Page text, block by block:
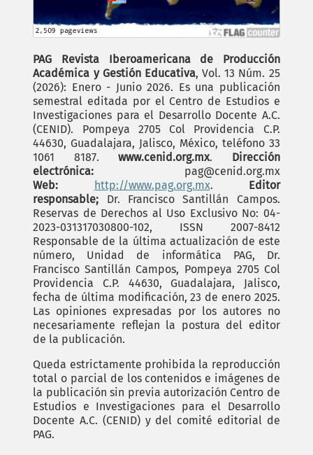
PAG Revista Iberoamericana de Producción
Académica y Gestión Educativa, Vol. 13 Núm. 25
(2026): Enero - Junio 2026. Es una publicación
semestral editada por el Centro de Estudios e
Investigaciones para el Desarrollo Docente A.C.
(CENID). Pompeya 2705 Col Providencia C.P.
44630, Guadalajara, Jalisco, México, teléfono 33
1061 8187.www.cenid.org.mx. Dirección
electrónica: pag@cenid.org.mx
Web:
http://www.pag.org.mx.
Editor
responsable; Dr. Francisco Santillán Campos.
Reservas de Derechos al Uso Exclusivo No: 04-
2023-031317030800-102, ISSN 2007-8412
Responsable de la última actualización de este
número, Unidad de informática PAG, Dr.
Francisco Santillán Campos, Pompeya 2705 Col
Providencia C.P. 44630, Guadalajara, Jalisco,
fecha de última modificación, 23 de enero 2025.
Las opiniones expresadas por los autores no
necesariamente reflejan la postura del editor
de la publicación.
Queda estrictamente prohibida la reproducción
total o parcial de los contenidos e imágenes de
la publicación sin previa autorización Centro de
Estudios e Investigaciones para el Desarrollo
Docente A.C. (CENID) y del comité editorial de
PAG.